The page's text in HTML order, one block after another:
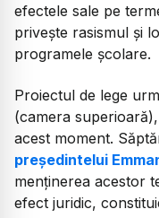
efectele sale pe
privește rasismul și
programele școlare.
Proiectul de lege
(camera
acest moment.
președintelui
menținerea acestor
efect juridic,